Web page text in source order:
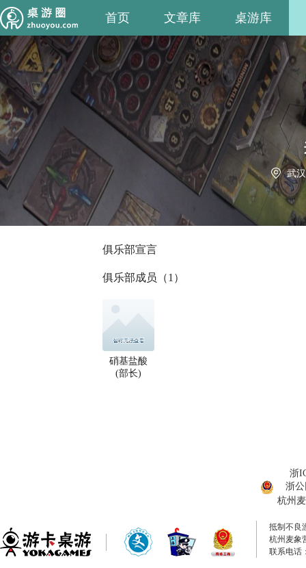
首页 文章库 桌游库
武
俱乐部宣言
俱乐部成员（1）
硝基盐酸
(部长)
浙
浙公
杭州
抵制不良
杭州麦象
联系电话